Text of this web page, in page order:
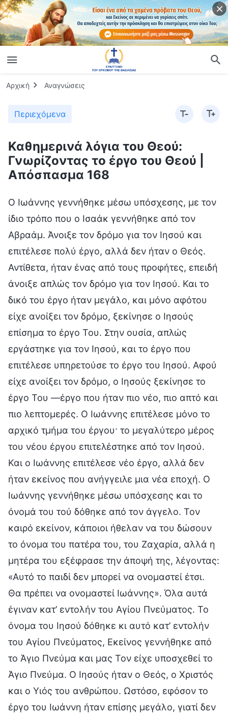
Αρχική Αναγνώσεις
Περιεχόμενα
Καθημερινά λόγια του Θεού:
Γνωρίζοντας το έργο του Θεού |
Απόσπασμα 168
Ο Ιωάννης γεννήθηκε μέσω υπόσχεσης, με τον
ίδιο τρόπο που ο Ισαάκ γεννήθηκε από τον
Αβραάμ. Άνοιξε τον δρόμο για τον Ιησού και
επιτέλεσε πολύ έργο, αλλά δεν ήταν ο Θεός.
Αντίθετα, ήταν ένας από τους προφήτες, επειδή
άνοιξε απλώς τον δρόμο για τον Ιησού. Και το
δικό του έργο ήταν μεγάλο, και μόνο αφότου
είχε ανοίξει τον δρόμο, ξεκίνησε ο Ιησούς
επίσημα το έργο Του. Στην ουσία, απλώς
εργάστηκε για τον Ιησού, και το έργο που
επιτέλεσε υπηρετούσε το έργο του Ιησού. Αφού
είχε ανοίξει τον δρόμο, ο Ιησούς ξεκίνησε το
έργο Του —έργο που ήταν πιο νέο, πιο απτό και
πιο λεπτομερές. Ο Ιωάννης επιτέλεσε μόνο το
αρχικό τμήμα του έργου· το μεγαλύτερο μέρος
του νέου έργου επιτελέστηκε από τον Ιησού.
Και ο Ιωάννης επιτέλεσε νέο έργο, αλλά δεν
ήταν εκείνος που ανήγγειλε μια νέα εποχή. Ο
Ιωάννης γεννήθηκε μέσω υπόσχεσης και το
όνομά του τού δόθηκε από τον άγγελο. Τον
καιρό εκείνον, κάποιοι ήθελαν να του δώσουν
το όνομα του πατέρα του, του Ζαχαρία, αλλά η
μητέρα του εξέφρασε την άποψή της, λέγοντας:
«Αυτό το παιδί δεν μπορεί να ονομαστεί έτσι.
Θα πρέπει να ονομαστεί Ιωάννης». Όλα αυτά
έγιναν κατ’ εντολήν του Αγίου Πνεύματος. Το
όνομα του Ιησού δόθηκε κι αυτό κατ’ εντολήν
του Αγίου Πνεύματος, Εκείνος γεννήθηκε από
το Άγιο Πνεύμα και μας Τον είχε υποσχεθεί το
Άγιο Πνεύμα. Ο Ιησούς ήταν ο Θεός, ο Χριστός
και ο Υιός του ανθρώπου. Ωστόσο, εφόσον το
έργο του Ιωάννη ήταν επίσης μεγάλο, γιατί δεν